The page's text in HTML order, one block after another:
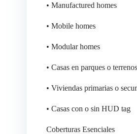
• Manufactured homes
• Mobile homes
• Modular homes
• Casas en parques o
• Viviendas primarias o
• Casas con o sin HUD tag
Coberturas Esenciales